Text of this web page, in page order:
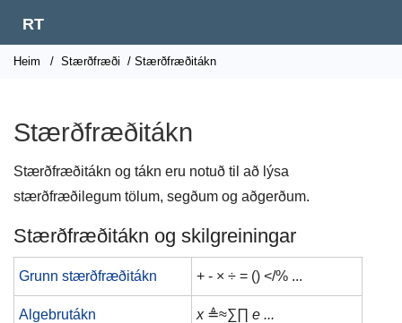
RT
Heim / Stærðfræði / Stærðfræðitákn
Stærðfræðitákn
Stærðfræðitákn og tákn eru notuð til að lýsa
stærðfræðilegum tölum, segðum og aðgerðum.
Stærðfræðitákn og skilgreiningar
Grunn stærðfræðitákn + - × ÷ = () </% ...
Algebrutákn x≜≈∑∏ e ...